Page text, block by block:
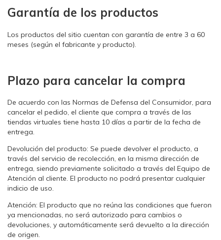
Garantía de los productos
Los productos del sitio cuentan con garantía de entre 3 a 60
meses (según el fabricante y producto).
Plazo para cancelar la compra
De acuerdo con las Normas de Defensa del Consumidor, para
cancelar el pedido, el cliente que compra a través de las
tiendas virtuales tiene hasta 10 días a partir de la fecha de
entrega.
Devolución del producto: Se puede devolver el producto, a
través del servicio de recolección, en la misma dirección de
entrega, siendo previamente solicitado a través del Equipo de
Atención al cliente. El producto no podrá presentar cualquier
indicio de uso.
Atención: El producto que no reúna las condiciones que fueron
ya mencionadas, no será autorizado para cambios o
devoluciones, y automáticamente será devuelto a la dirección
de origen.